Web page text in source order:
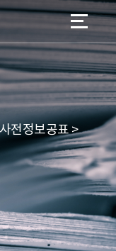
전정보공표 >